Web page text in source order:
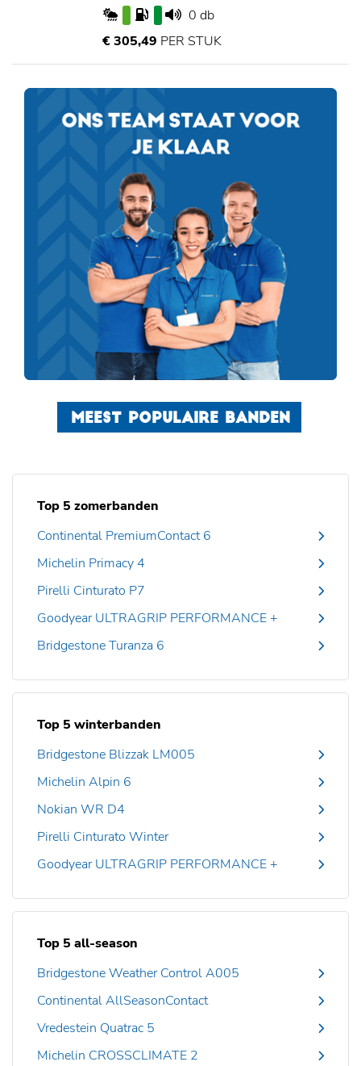
0 db
€ 305,49 PER STUK
MEEST POPULAIRE BANDEN
Top 5 zomerbanden
Continental PremiumContact 6
Michelin Primacy 4
Pirelli Cinturato P7
Goodyear ULTRAGRIP PERFORMANCE +
Bridgestone Turanza 6
Top 5 winterbanden
Bridgestone Blizzak LM005
Michelin Alpin 6
Nokian WR D4
Pirelli Cinturato Winter
Goodyear ULTRAGRIP PERFORMANCE +
Top 5 all-season
Bridgestone Weather Control A005
Continental AllSeasonContact
Vredestein Quatrac 5
Michelin CROSSCLIMATE 2